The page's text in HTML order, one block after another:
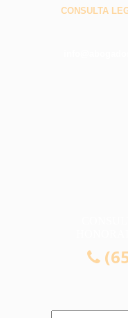
CONSULTA